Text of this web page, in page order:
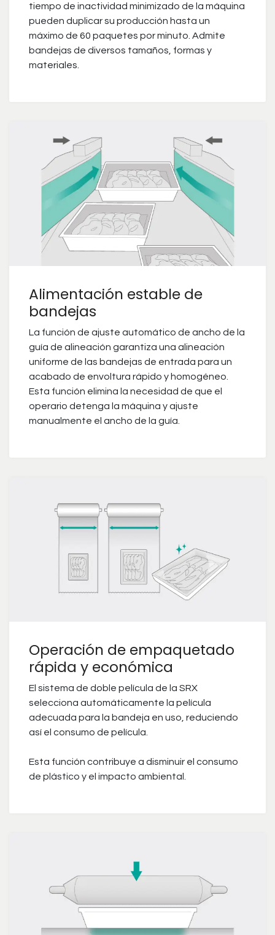
tiempo de inactividad minimizado de la máquina
pueden duplicar su producción hasta un
máximo de 60 paquetes por minuto. Admite
bandejas de diversos tamaños, formas y
materiales.
Alimentación estable de
bandejas
La función de ajuste automático de ancho de la
guía de alineación garantiza una alineación
uniforme de las bandejas de entrada para un
acabado de envoltura rápido y homogéneo.
Esta función elimina la necesidad de que el
operario detenga la máquina y ajuste
manualmente el ancho de la guía.
Operación de empaquetado
rápida y económica
El sistema de doble película de la SRX
selecciona automáticamente la película
adecuada para la bandeja en uso, reduciendo
así el consumo de película.
Esta función contribuye a disminuir el consumo
de plástico y el impacto ambiental.